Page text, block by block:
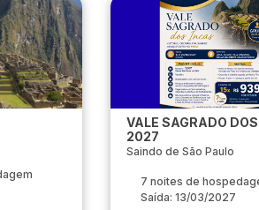
VALE SAGRADO
2027
Saindo de São Paulo
7 noites de
Saída: 13/03/2027